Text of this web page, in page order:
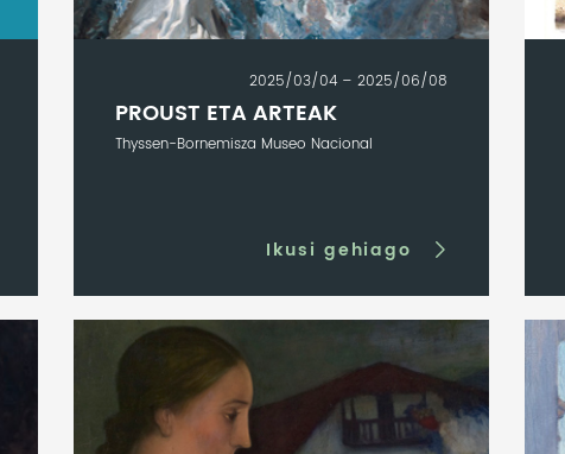
2025/03/04 – 2025/06/08
PROUST ETA ARTEAK
Thyssen-Bornemisza Museo Nacional
Ikusi gehiago